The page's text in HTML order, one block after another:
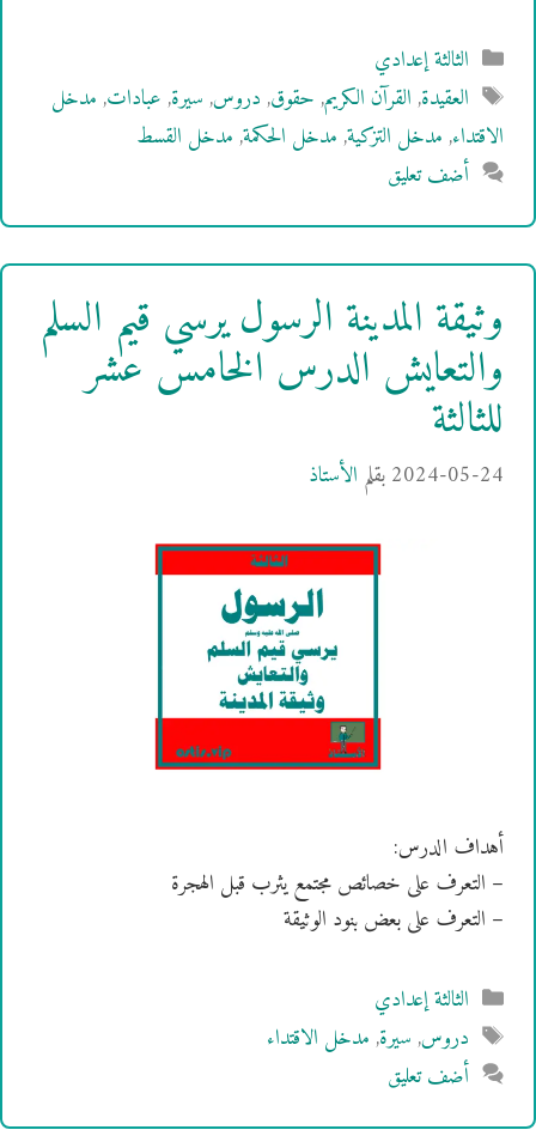
التصنيفات
الثالثة إعدادي
الوسوم
العقيدة,القرآن الكريم,حقوق,دروس,سيرة,عبادات,مدخل
الاقتداء,مدخل التزكية,مدخل الحكمة,مدخل القسط
أضف تعليق
وثيقة المدينة الرسول يرسي قيم السلم
والتعايش الدرس الخامس عشر
للثالثة
2024-05-24بقلم الأستاذ
أهداف الدرس:
– التعرف على خصائص مجتمع يثرب قبل الهجرة
– التعرف على بعض بنود الوثيقة
التصنيفات
الثالثة إعدادي
الوسوم
دروس,سيرة,مدخل الاقتداء
أضف تعليق